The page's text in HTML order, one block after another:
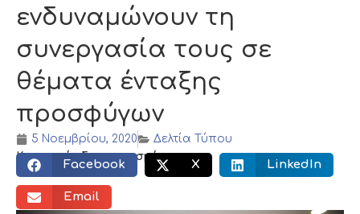
ενδυναμώνουν τη
συνεργασία τους σε
θέματα ένταξης
προσφύγων
5 Νοεμβρίου, 2020
Δελτία Τύπου
Κοινωνικός διαμοιρασμός:
Facebook X LinkedIn
Email